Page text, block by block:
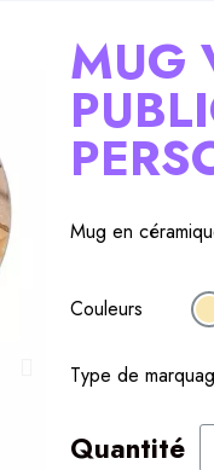
MUG
Mug en
Couleurs
Type de
Quantité